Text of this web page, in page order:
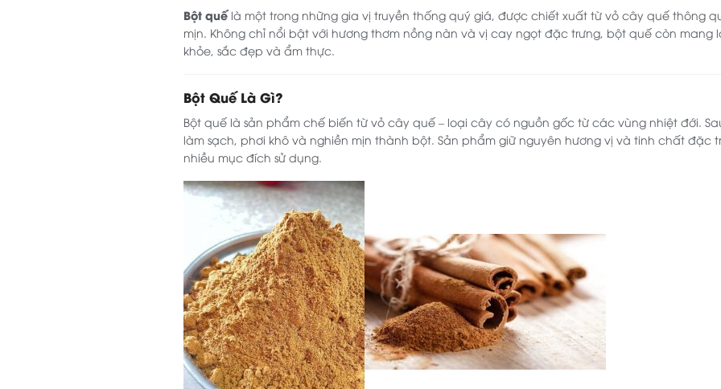
Bột quếlà một trong những gia vị truyền thống quý giá, được chiết xuất từ vỏ cây quế thông
mịn. Không chỉ nổi bật với hương thơm nồng nàn và vị cay ngọt đặc trưng, bột quế còn mang
khỏe, sắc đẹp và ẩm thực.
Bột Quế Là Gì?
Bột quế là sản phẩm chế biến từ vỏ cây quế – loại cây có nguồn gốc từ các vùng nhiệt đới.
làm sạch, phơi khô và nghiền mịn thành bột. Sản phẩm giữ nguyên hương vị và tinh chất đặc
nhiều mục đích sử dụng.